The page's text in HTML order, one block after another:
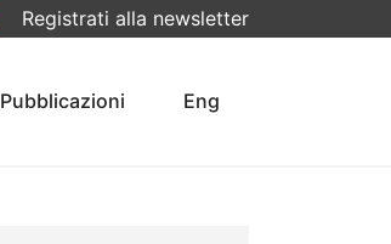
Registrati alla newsletter
Pubblicazioni Eng